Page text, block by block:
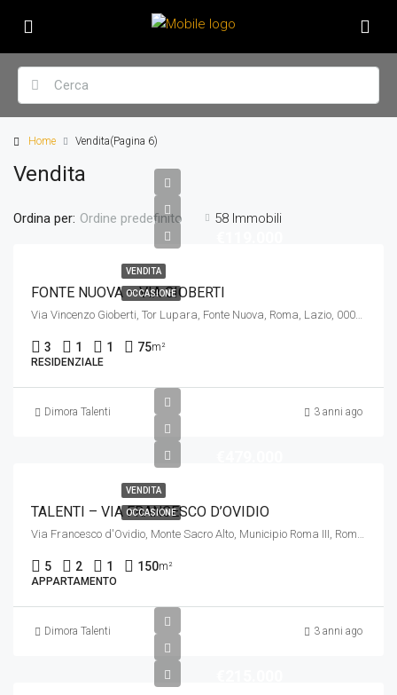
Home Vendita(Pagina 6)
Vendita
58 Immobili
Ordina per: Ordine predefinito
VENDITA
OCCASIONE
FONTE NUOVA – VIA GIOBERTI
Via Vincenzo Gioberti, Tor Lupara, Fonte Nuova, Roma, Lazio, 00010, Italia
3 1 1 75m²
RESIDENZIALE
Dimora Talenti 3 anni ago
VENDITA
OCCASIONE
TALENTI – VIA FRANCESCO D’OVIDIO
Via Francesco d'Ovidio, Monte Sacro Alto, Municipio Roma III, Roma, Lazio, 00137, Italia
5 2 1 150m²
APPARTAMENTO
Dimora Talenti 3 anni ago